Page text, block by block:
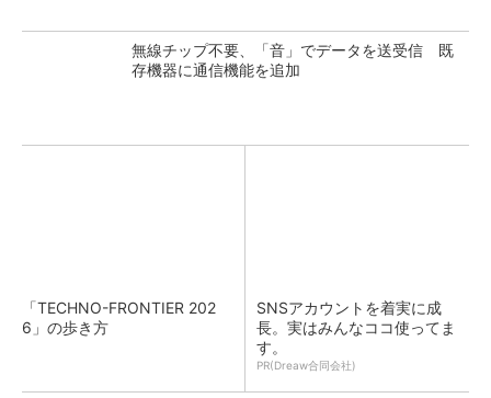
無線チップ不要、「音」でデータを送受信 既
存機器に通信機能を追加
「TECHNO-FRONTIER 202
6」の歩き方
SNSアカウントを着実に成
長。実はみんなココ使ってま
す。
PR(Dreaw合同会社)